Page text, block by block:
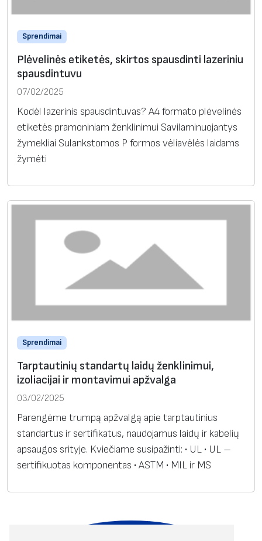
Sprendimai
Plėvelinės etiketės, skirtos spausdinti lazeriniu
spausdintuvu
07/02/2025
Kodėl lazerinis spausdintuvas? A4 formato plėvelinės
etiketės pramoniniam ženklinimui Savilaminuojantys
žymekliai Sulankstomos P formos vėliavėlės laidams
žymėti
Sprendimai
Tarptautinių standartų laidų ženklinimui,
izoliacijai ir montavimui apžvalga
03/02/2025
Parengėme trumpą apžvalgą apie tarptautinius
standartus ir sertifikatus, naudojamus laidų ir kabelių
apsaugos srityje. Kviečiame susipažinti: • UL • UL –
sertifikuotas komponentas • ASTM • MIL ir MS